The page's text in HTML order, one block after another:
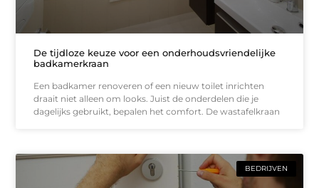
De tijdloze keuze voor een onderhoudsvriendelijke
badkamerkraan
Een badkamer renoveren of een nieuw toilet inrichten
draait niet alleen om looks. Juist de onderdelen die je
dagelijks gebruikt, bepalen het comfort. De wastafelkraan
BEDRIJVEN